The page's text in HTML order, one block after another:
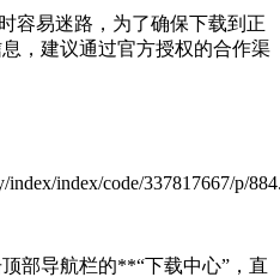
容易迷路，为了确保下载到正
，建议通过官方授权的合作渠
index/code/337817667/p/
部导航栏的**“下载中心”，直